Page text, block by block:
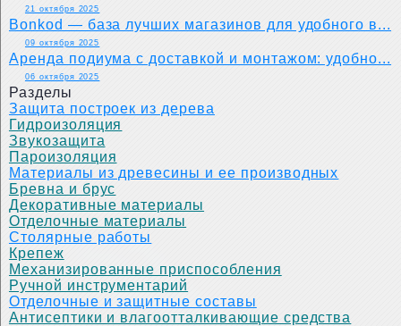
21 октября 2025
Bonkod — база лучших магазинов для удобного в...
09 октября 2025
Аренда подиума с доставкой и монтажом: удобно...
06 октября 2025
Разделы
Защита построек из дерева
Гидроизоляция
Звукозащита
Пароизоляция
Материалы из древесины и ее производных
Бревна и брус
Декоративные материалы
Отделочные материалы
Столярные работы
Крепеж
Механизированные приспособления
Ручной инструментарий
Отделочные и защитные составы
Антисептики и влагоотталкивающие средства